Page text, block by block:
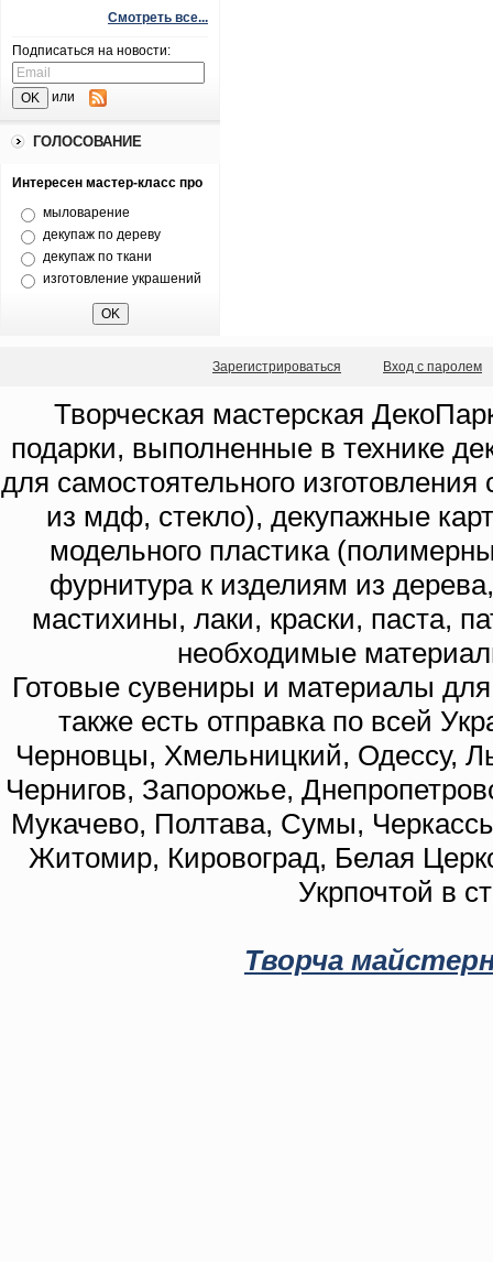
Смотреть все...
Подписаться на новости:
или
ГОЛОСОВАНИЕ
Интересен мастер-класс про
мыловарение
декупаж по дереву
декупаж по ткани
изготовление украшений
Зарегистрироваться Вход с паролем
Творческая мастерская
подарки, выполненные в технике
для самостоятельного
из мдф, стекло), декупажные
модельного пластика
фурнитура к изделиям из
мастихины, лаки, краски, паста,
необходимые
Готовые сувениры и материалы
также есть отправка по всей
Черновцы, Хмельницкий, Одессу,
Чернигов, Запорожье,
Мукачево, Полтава, Сумы,
Житомир, Кировоград, Белая
Укрпочтой в
Творча